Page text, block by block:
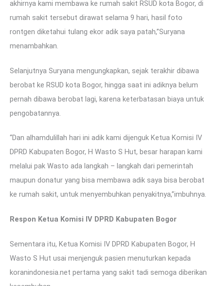
akhirnya kami membawa ke rumah sakit RSUD kota Bogor, di
rumah sakit tersebut dirawat selama 9 hari, hasil foto
rontgen diketahui tulang ekor adik saya patah,”Suryana
menambahkan.
Selanjutnya Suryana mengungkapkan, sejak terakhir dibawa
berobat ke RSUD kota Bogor, hingga saat ini adiknya belum
pernah dibawa berobat lagi, karena keterbatasan biaya untuk
pengobatannya.
“Dan alhamdulillah hari ini adik kami dijenguk Ketua Komisi IV
DPRD Kabupaten Bogor, H Wasto S Hut, besar harapan kami
melalui pak Wasto ada langkah – langkah dari pemerintah
maupun donatur yang bisa membawa adik saya bisa berobat
ke rumah sakit, untuk menyembuhkan penyakitnya,”imbuhnya.
Respon Ketua Komisi IV DPRD Kabupaten Bogor
Sementara itu, Ketua Komisi IV DPRD Kabupaten Bogor, H
Wasto S Hut usai menjenguk pasien menuturkan kepada
koranindonesia.net pertama yang sakit tadi semoga diberikan